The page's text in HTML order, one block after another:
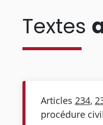
Textes
Articles 234,
procédure